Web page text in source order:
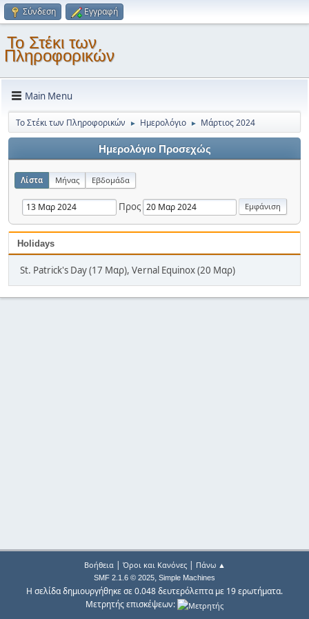
Σύνδεση Εγγραφή
Το Στέκι των
Πληροφορικών
Main Menu
Το Στέκι των Πληροφορικών ► Ημερολόγιο ► Μάρτιος 2024
Ημερολόγιο Προσεχώς
Λίστα Μήνας Εβδομάδα
Προς
Holidays
St. Patrick's Day (17 Μαρ), Vernal Equinox (20 Μαρ)
Βοήθεια| Όροι και Κανόνες| Πάνω ▲
SMF 2.1.6 © 2025, Simple Machines
Η σελίδα δημιουργήθηκε σε 0.048 δευτερόλεπτα με 19 ερωτήματα.
Μετρητής επισκέψεων: